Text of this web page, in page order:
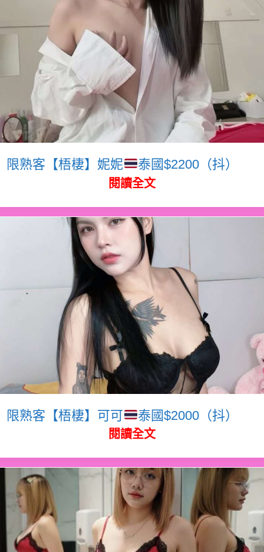
限熟客【梧棲】妮妮 泰國$2200（抖）
閱讀全文
限熟客【梧棲】可可 泰國$2000（抖）
閱讀全文